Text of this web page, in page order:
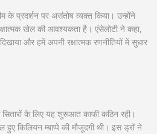
के प्रदर्शन पर असंतोष व्यक्त किया। उन्होंने
खेल की आवश्यकता है। एंसेलोटी ने कहा,
और हमें अपनी रक्षात्मक रणनीतियों में सुधार
के लिए यह शुरूआत काफी कठिन रही।
किलियन म्बाप्पे की मौजूदगी थी। इस ड्रॉ ने